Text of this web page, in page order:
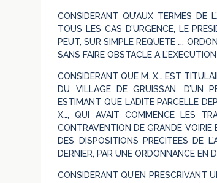
CONSIDERANT QU’AUX TERMES DE
TOUS LES CAS D’URGENCE, LE
PEUT, SUR SIMPLE REQUETE …,
SANS FAIRE OBSTACLE A
CONSIDERANT QUE M. X… EST
DU VILLAGE DE GRUISSAN, D’UN
ESTIMANT QUE LADITE PARCELLE
X…, QUI AVAIT COMMENCE LES
CONTRAVENTION DE GRANDE VOIRIE
DES DISPOSITIONS PRECITEES DE
DERNIER, PAR UNE ORDONNANCE EN
CONSIDERANT QU’EN PRESCRIVANT